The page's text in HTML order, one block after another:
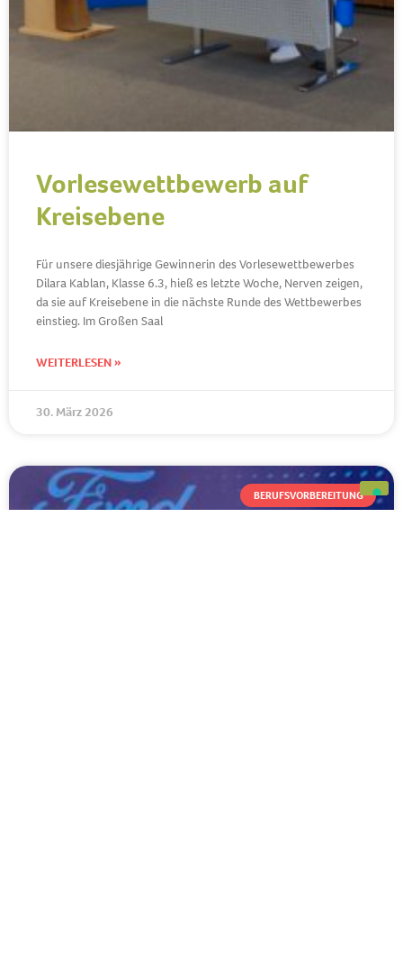
Vorlesewettbewerb auf
Kreisebene
Für unsere diesjährige Gewinnerin des Vorlesewettbewerbes
Dilara Kablan, Klasse 6.3, hieß es letzte Woche, Nerven zeigen,
da sie auf Kreisebene in die nächste Runde des Wettbewerbes
einstieg. Im Großen Saal
WEITERLESEN »
30. März 2026
BERUFSVORBEREITUNG